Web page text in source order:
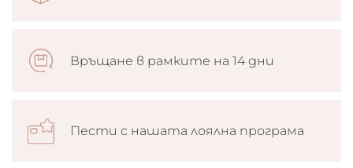
Връщане в рамките на 14 дни
Пести с нашата лоялна програма